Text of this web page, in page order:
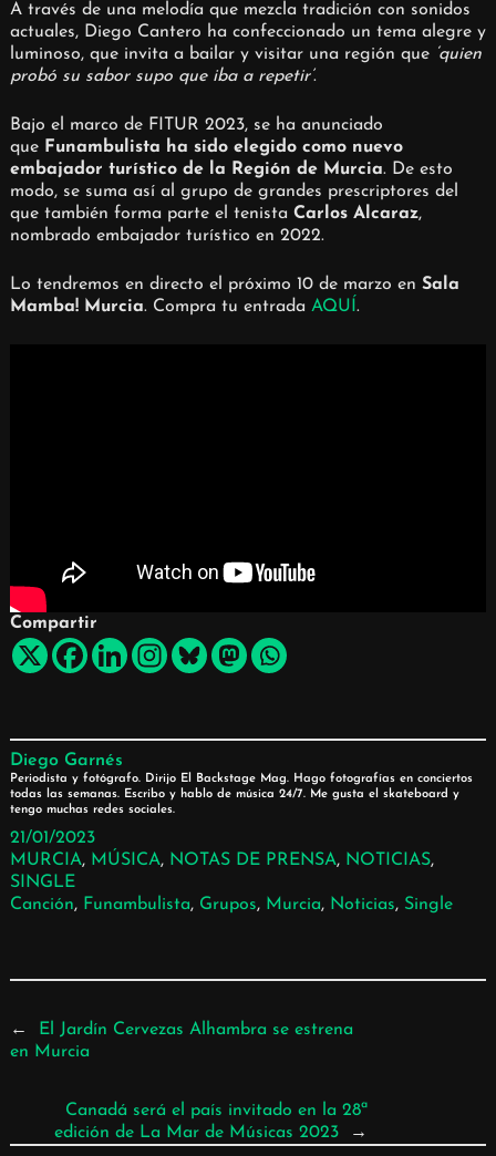
A través de una melodía que mezcla tradición con sonidos
actuales, Diego Cantero ha confeccionado un tema alegre y
luminoso, que invita a bailar y visitar una región que ‘quien
probó su sabor supo que iba a repetir’.
Bajo el marco de FITUR 2023, se ha anunciado
que Funambulista ha sido elegido como nuevo
embajador turístico de la Región de Murcia. De esto
modo, se suma así al grupo de grandes prescriptores del
que también forma parte el tenista Carlos Alcaraz,
nombrado embajador turístico en 2022.
Lo tendremos en directo el próximo 10 de marzo en Sala
Mamba! Murcia. Compra tu entrada AQUÍ .
Compartir
Diego Garnés
Periodista y fotógrafo. Dirijo El Backstage Mag. Hago fotografías en conciertos
todas las semanas. Escribo y hablo de música 24/7. Me gusta el skateboard y
tengo muchas redes sociales.
21/01/2023
MURCIA, MÚSICA, NOTAS DE PRENSA, NOTICIAS,
SINGLE
Canción, Funambulista, Grupos, Murcia, Noticias, Single
←
El Jardín Cervezas Alhambra se estrena
en Murcia
Canadá será el país invitado en la 28ª
edición de La Mar de Músicas 2023
→